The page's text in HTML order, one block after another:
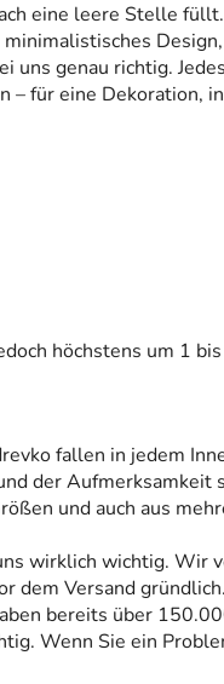
eine leere Stelle
uns genau richtig.
– für eine Dekoration,
höchstens um 1
fallen in jedem
der Aufmerksamkeit
und auch aus
wirklich wichtig. Wir
dem Versand gründlich.
bereits über
Wenn Sie ein